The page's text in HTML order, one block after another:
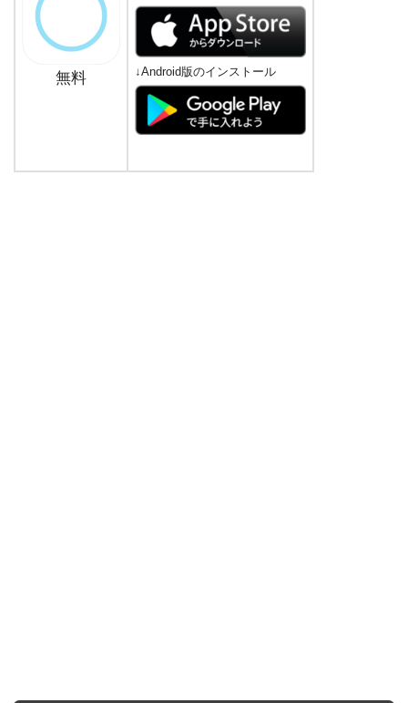
無料 ↓Android版のインストール